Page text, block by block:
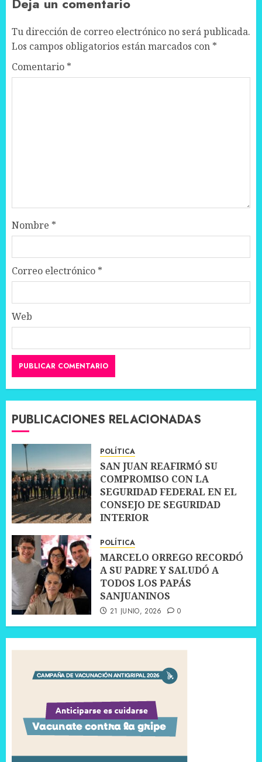
Tu dirección de correo electrónico no será publicada.
Los campos obligatorios están marcados con *
Comentario *
Nombre *
Correo electrónico *
Web
PUBLICACIONES RELACIONADAS
POLÍTICA
SAN JUAN REAFIRMÓ SU
COMPROMISO CON LA
SEGURIDAD FEDERAL EN EL
CONSEJO DE SEGURIDAD
INTERIOR
POLÍTICA
MARCELO ORREGO RECORDÓ
A SU PADRE Y SALUDÓ A
TODOS LOS PAPÁS
SANJUANINOS
21 JUNIO, 2026 0